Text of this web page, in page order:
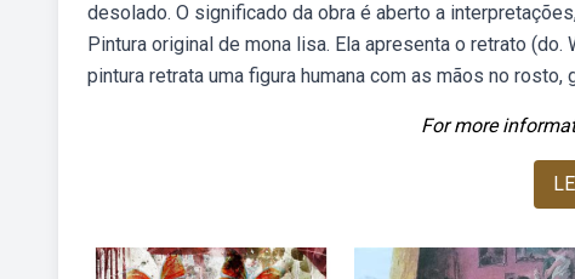
desolado. O significado da obra é aberto a
Pintura original de mona lisa. Ela apresenta o retrato
pintura retrata uma figura humana com as mãos no
For more